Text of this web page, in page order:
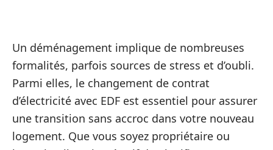
Un déménagement implique de nombreuses
formalités, parfois sources de stress et d’oubli.
Parmi elles, le changement de contrat
d’électricité avec EDF est essentiel pour assurer
une transition sans accroc dans votre nouveau
logement. Que vous soyez propriétaire ou